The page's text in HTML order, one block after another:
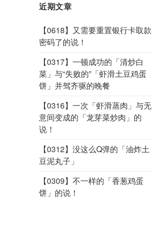
近期文章
【0618】又需要重置银行卡取款
密码了的说！
【0317】一顿成功的「清炒白
菜」与“失败的”「虾滑土豆鸡蛋
饼」并驾齐驱的晚餐
【0316】一次「虾滑蒸肉」与无
意间变成的「龙芽菜炒肉」的
说！
【0312】没这么Q弹的「油炸土
豆泥丸子」
【0309】不一样的「香葱鸡蛋
饼」的说！